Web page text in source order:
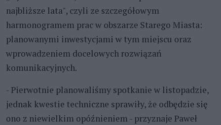
najbliższe lata", czyli ze szczegółowym
harmonogramem prac w obszarze Starego Miasta:
planowanymi inwestycjami w tym miejscu oraz
wprowadzeniem docelowych rozwiązań
komunikacyjnych.
- Pierwotnie planowaliśmy spotkanie w listopadzie,
jednak kwestie techniczne sprawiły, że odbędzie się
ono z niewielkim opóźnieniem - przyznaje Paweł